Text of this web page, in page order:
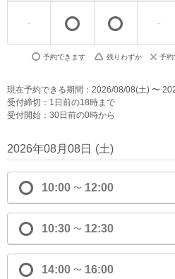
予約できます 残りわずか 予約
現在予約できる期間：2026/08/08(土) 〜
受付締切：1日前の18時まで
受付開始：30日前の0時から
2026年08月08日 (土)
10:00 〜 12:00
10:30 〜 12:30
14:00 〜 16:00